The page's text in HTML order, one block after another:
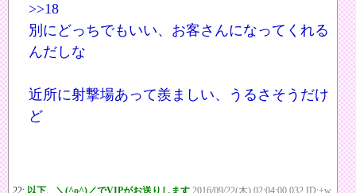
>>18
別にどっちでもいい、お客さんになってくれる
んだしな
近所に射撃場あって羨ましい、うるさそうだけ
ど